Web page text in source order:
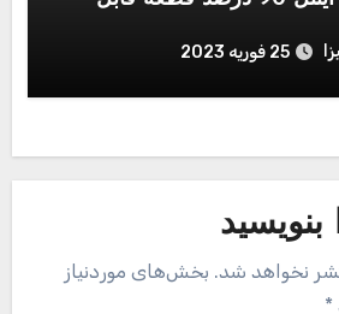
25 فوریه 2023
بنویسید
نخواهد شد. بخش‌های موردنیاز
*